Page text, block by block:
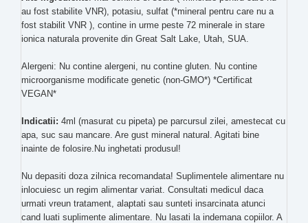
au fost stabilite VNR), potasiu, sulfat (*mineral pentru care nu a
fost stabilit VNR ), contine in urme peste 72 minerale in stare
ionica naturala provenite din Great Salt Lake, Utah, SUA.
Alergeni: Nu contine alergeni, nu contine gluten. Nu contine
microorganisme modificate genetic (non-GMO*) *Certificat
VEGAN*
Indicatii: 4ml (masurat cu pipeta) pe parcursul zilei, amestecat cu
apa, suc sau mancare. Are gust mineral natural. Agitati bine
inainte de folosire.Nu inghetati produsul!
Nu depasiti doza zilnica recomandata! Suplimentele alimentare nu
inlocuiesc un regim alimentar variat. Consultati medicul daca
urmati vreun tratament, alaptati sau sunteti insarcinata atunci
cand luati suplimente alimentare. Nu lasati la indemana copiilor. A